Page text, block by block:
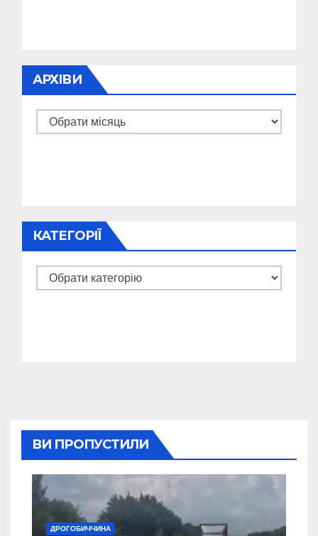
АРХІВИ
Архіви
КАТЕГОРІЇ
Категорії
ВИ ПРОПУСТИЛИ
ДРОГОБИЧЧИНА